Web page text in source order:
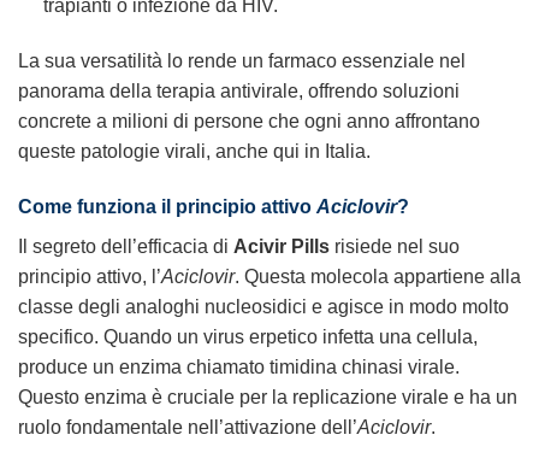
trapianti o infezione da HIV.
La sua versatilità lo rende un farmaco essenziale nel
panorama della terapia antivirale, offrendo soluzioni
concrete a milioni di persone che ogni anno affrontano
queste patologie virali, anche qui in Italia.
Come funziona il principio attivo Aciclovir?
Il segreto dell’efficacia di Acivir Pills risiede nel suo
principio attivo, l’Aciclovir. Questa molecola appartiene alla
classe degli analoghi nucleosidici e agisce in modo molto
specifico. Quando un virus erpetico infetta una cellula,
produce un enzima chiamato timidina chinasi virale.
Questo enzima è cruciale per la replicazione virale e ha un
ruolo fondamentale nell’attivazione dell’Aciclovir.